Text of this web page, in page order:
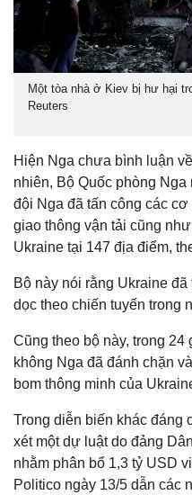
Một tòa nhà ở Kiev bị hư hại
Reuters
Hiện Nga chưa bình luận
nhiên, Bộ Quốc phòng
đội Nga đã tấn công các
giao thông vận tải cũng
Ukraine tại 147 địa điểm,
Bộ này nói rằng Ukraine
dọc theo chiến tuyến trong
Cũng theo bộ này, trong
không Nga đã đánh chặn
bom thông minh của
Trong diễn biến khác đáng
xét một dự luật do đảng
nhằm phân bổ 1,3 tỷ USD
Politico ngày 13/5 dẫn các